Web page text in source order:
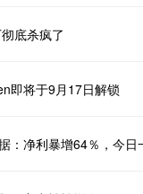
底杀疯了
即将于9月17日解锁
：净利暴增64％，今日